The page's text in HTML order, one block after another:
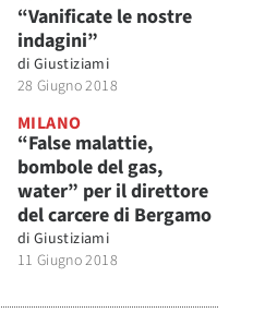
“Vanificate le nostre
indagini”
di Giustiziami
28 Giugno 2018
MILANO
“False malattie,
bombole del gas,
water” per il direttore
del carcere di Bergamo
di Giustiziami
11 Giugno 2018